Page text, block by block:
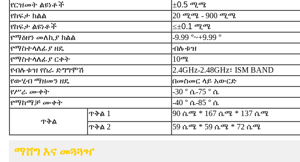
የርዝመት ልዩነቶች
±0.5 ሚሜ
የከፍታ ክልል
20 ሚሜ - 900 ሚሜ
የከፍታ ልዩነቶች
≤±0.1 ሚሜ
የማዕዘን መለኪያ ክልል
-9.99 °~+9.99 °
የማስተላለፊያ ዘዴ
ብሉቱዝ
የማስተላለፊያ ርቀት
10ሜ
የብሉቱዝ የስራ ድግግሞሽ
2.4GHz-2.48GHz፣ ISM BAND
የውሂብ ማዘመን ዘዴ
በመስመር ላይ አውርድ
የሥራ ሙቀት
-30 ° ሴ-75 ° ሴ
የማከማቻ ሙቀት
-40 ° ሴ-85 ° ሴ
ጥቅል
ጥቅል 1
90 ሴሜ * 167 ሴሜ * 137 ሴሜ
ጥቅል 2
59 ሴሜ * 59 ሴሜ * 72 ሴሜ
ማሸግ እና መጓጓዣ